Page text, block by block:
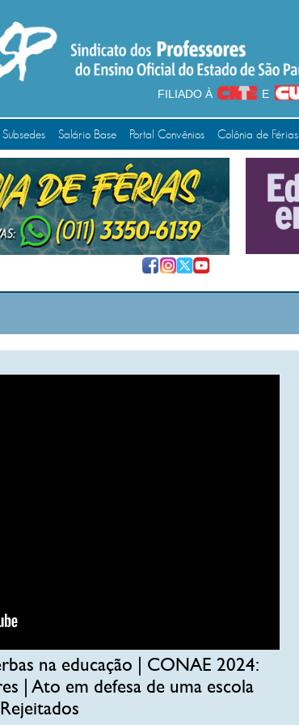
FILIADO À E
Subsedes Salário Base Portal Convênios Colônia de Férias
na educação | CONAE 2024:
| Ato em defesa de uma escola